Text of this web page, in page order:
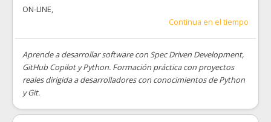
ON-LINE,
Continua en el tiempo
Aprende a desarrollar software con Spec Driven Development,
GitHub Copilot y Python. Formación práctica con proyectos
reales dirigida a desarrolladores con conocimientos de Python
y Git.